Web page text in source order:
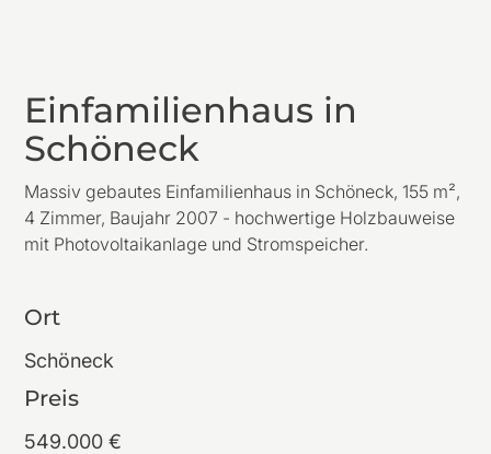
Einfamilienhaus in
Schöneck
Massiv gebautes Einfamilienhaus in Schöneck, 155 m²,
4 Zimmer, Baujahr 2007 - hochwertige Holzbauweise
mit Photovoltaikanlage und Stromspeicher.
Ort
Schöneck
Preis
549.000 €